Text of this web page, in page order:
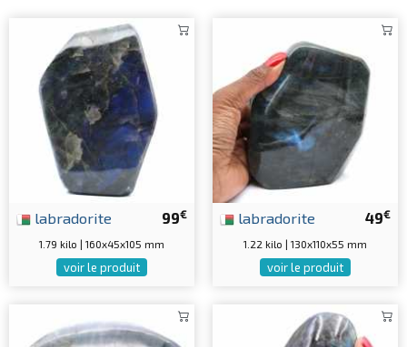
99€
labradorite
1.79 kilo | 160x45x105 mm
voir le produit
49€
labradorite
1.22 kilo | 130x110x55 mm
voir le produit